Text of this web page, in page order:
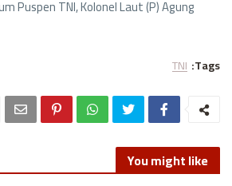
Puspen TNI, Kolonel Laut (P) Agung
Tags:
TNI
You might like